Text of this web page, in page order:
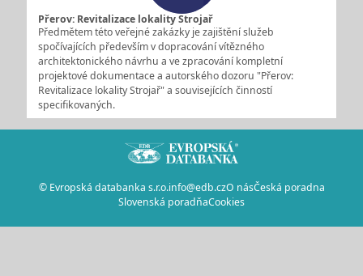
Přerov: Revitalizace lokality Strojař
Předmětem této veřejné zakázky je zajištění služeb
spočívajících především v dopracování vítězného
architektonického návrhu a ve zpracování kompletní
projektové dokumentace a autorského dozoru "Přerov:
Revitalizace lokality Strojař" a souvisejících činností
specifikovaných.
© Evropská databanka s.r.o.info@edb.czO násČeská poradna
Slovenská poradňaCookies